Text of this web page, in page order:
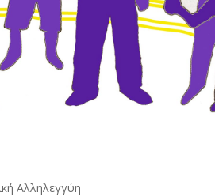
Αλληλεγγύη